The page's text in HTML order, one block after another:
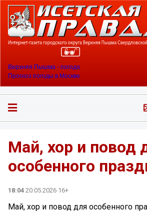
Верхняя Пышма - погода
Прогноз погоды в Москве
Май, хор и повод
особенного
18:04 20.05.2026 16+
Май, хор и повод для особенного